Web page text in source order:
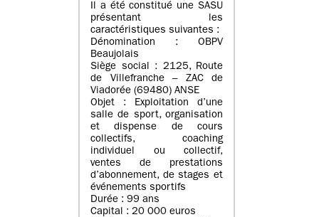
Il a été constitué une SASU
présentant les
caractéristiques suivantes :
Dénomination : OBPV
Beaujolais
Siège social : 2125, Route
de Villefranche – ZAC de
Viadorée (69480) ANSE
Objet : Exploitation d’une
salle de sport, organisation
et dispense de cours
collectifs, coaching
individuel ou collectif,
ventes de prestations
d’abonnement, de stages et
événements sportifs
Durée : 99 ans
Capital : 20 000 euros